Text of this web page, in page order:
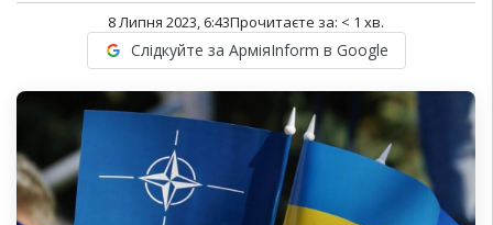
8 Липня 2023, 6:43Прочитаєте за: < 1 хв.
Слідкуйте за АрміяInform в Google